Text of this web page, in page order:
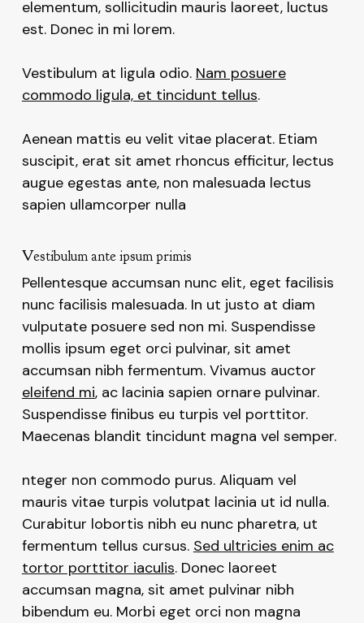
elementum, sollicitudin mauris laoreet, luctus
est. Donec in mi lorem.
Vestibulum at ligula odio. Nam posuere
commodo ligula, et tincidunt tellus.
Aenean mattis eu velit vitae placerat. Etiam
suscipit, erat sit amet rhoncus efficitur, lectus
augue egestas ante, non malesuada lectus
sapien ullamcorper nulla
Vestibulum ante ipsum primis
Pellentesque accumsan nunc elit, eget facilisis
nunc facilisis malesuada. In ut justo at diam
vulputate posuere sed non mi. Suspendisse
mollis ipsum eget orci pulvinar, sit amet
accumsan nibh fermentum. Vivamus auctor
eleifend mi, ac lacinia sapien ornare pulvinar.
Suspendisse finibus eu turpis vel porttitor.
Maecenas blandit tincidunt magna vel semper.
nteger non commodo purus. Aliquam vel
mauris vitae turpis volutpat lacinia ut id nulla.
Curabitur lobortis nibh eu nunc pharetra, ut
fermentum tellus cursus. Sed ultricies enim ac
tortor porttitor iaculis. Donec laoreet
accumsan magna, sit amet pulvinar nibh
bibendum eu. Morbi eget orci non magna